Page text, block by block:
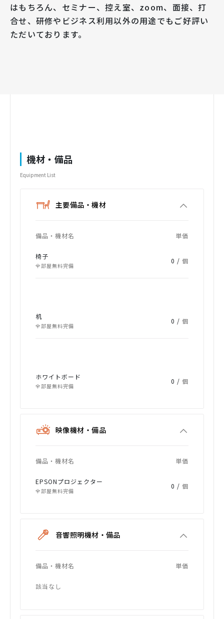
はもちろん、セミナー、控え室、zoom、面接、打
合せ、研修やビジネス利用以外の用途でもご好評い
ただいております。
機材・備品
Equipment List
主要備品・機材
備品・機材名 単価
椅子
全部屋無料完備
0 /個
机
全部屋無料完備
0 /個
ホワイトボード
全部屋無料完備
0 /個
映像機材・備品
備品・機材名 単価
EPSONプロジェクター
全部屋無料完備
0 /個
音響照明機材・備品
備品・機材名 単価
該当なし